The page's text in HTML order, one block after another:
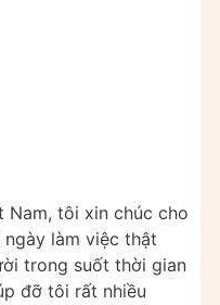
Nam, tôi xin chúc cho
làm việc thật
trong suốt thời gian
đỡ tôi rất nhiều